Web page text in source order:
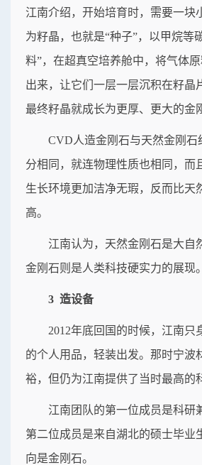
江南介绍，开始培育时，需要一块
为籽晶，也就是“种子”，以甲烷等
料”，在超真空培养舱中，将气体
出来，让它们一层一层沉积在籽晶
最终籽晶就成长为更厚、更大的金
CVD人造金刚石与天然金刚石
分相同，就连物理性质也相同，而
生长环境更加洁净无瑕，反而比天
高。
江南认为，天然金刚石是大自
金刚石则是人类科技硬实力的展现。
3 造设备
2012年底回国的时候，江南只
的个人用品，轻装出发。那时宁波
裕，但仍为江南提供了当时最高的
江南团队的第一位成员是科研
第二位成员是来自湖北的硕士毕业
向是金刚石。